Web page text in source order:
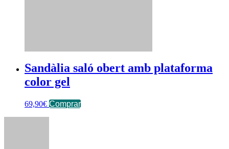
Sandàlia saló obert amb plataforma
color gel
69,90€ Comprar